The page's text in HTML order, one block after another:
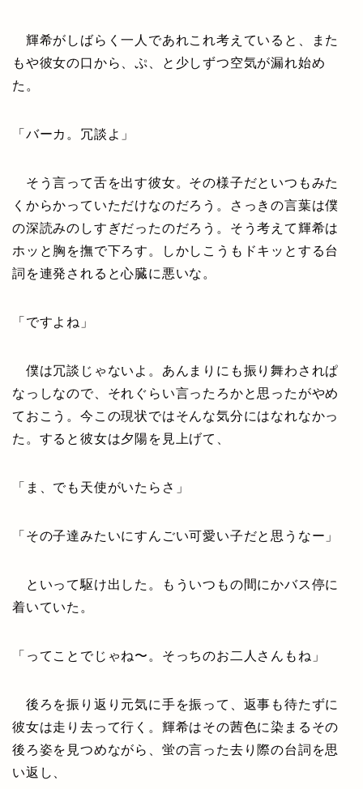
輝希がしばらく一人であれこれ考えていると、また
もや彼女の口から、ぷ、と少しずつ空気が漏れ始め
た。
「バーカ。冗談よ」
そう言って舌を出す彼女。その様子だといつもみた
くからかっていただけなのだろう。さっきの言葉は僕
の深読みのしすぎだったのだろう。そう考えて輝希は
ホッと胸を撫で下ろす。しかしこうもドキッとする台
詞を連発されると心臓に悪いな。
「ですよね」
僕は冗談じゃないよ。あんまりにも振り舞わされぱ
なっしなので、それぐらい言ったろかと思ったがやめ
ておこう。今この現状ではそんな気分にはなれなかっ
た。すると彼女は夕陽を見上げて、
「ま、でも天使がいたらさ」
「その子達みたいにすんごい可愛い子だと思うなー」
といって駆け出した。もういつもの間にかバス停に
着いていた。
「ってことでじゃね〜。そっちのお二人さんもね」
後ろを振り返り元気に手を振って、返事も待たずに
彼女は走り去って行く。輝希はその茜色に染まるその
後ろ姿を見つめながら、蛍の言った去り際の台詞を思
い返し、